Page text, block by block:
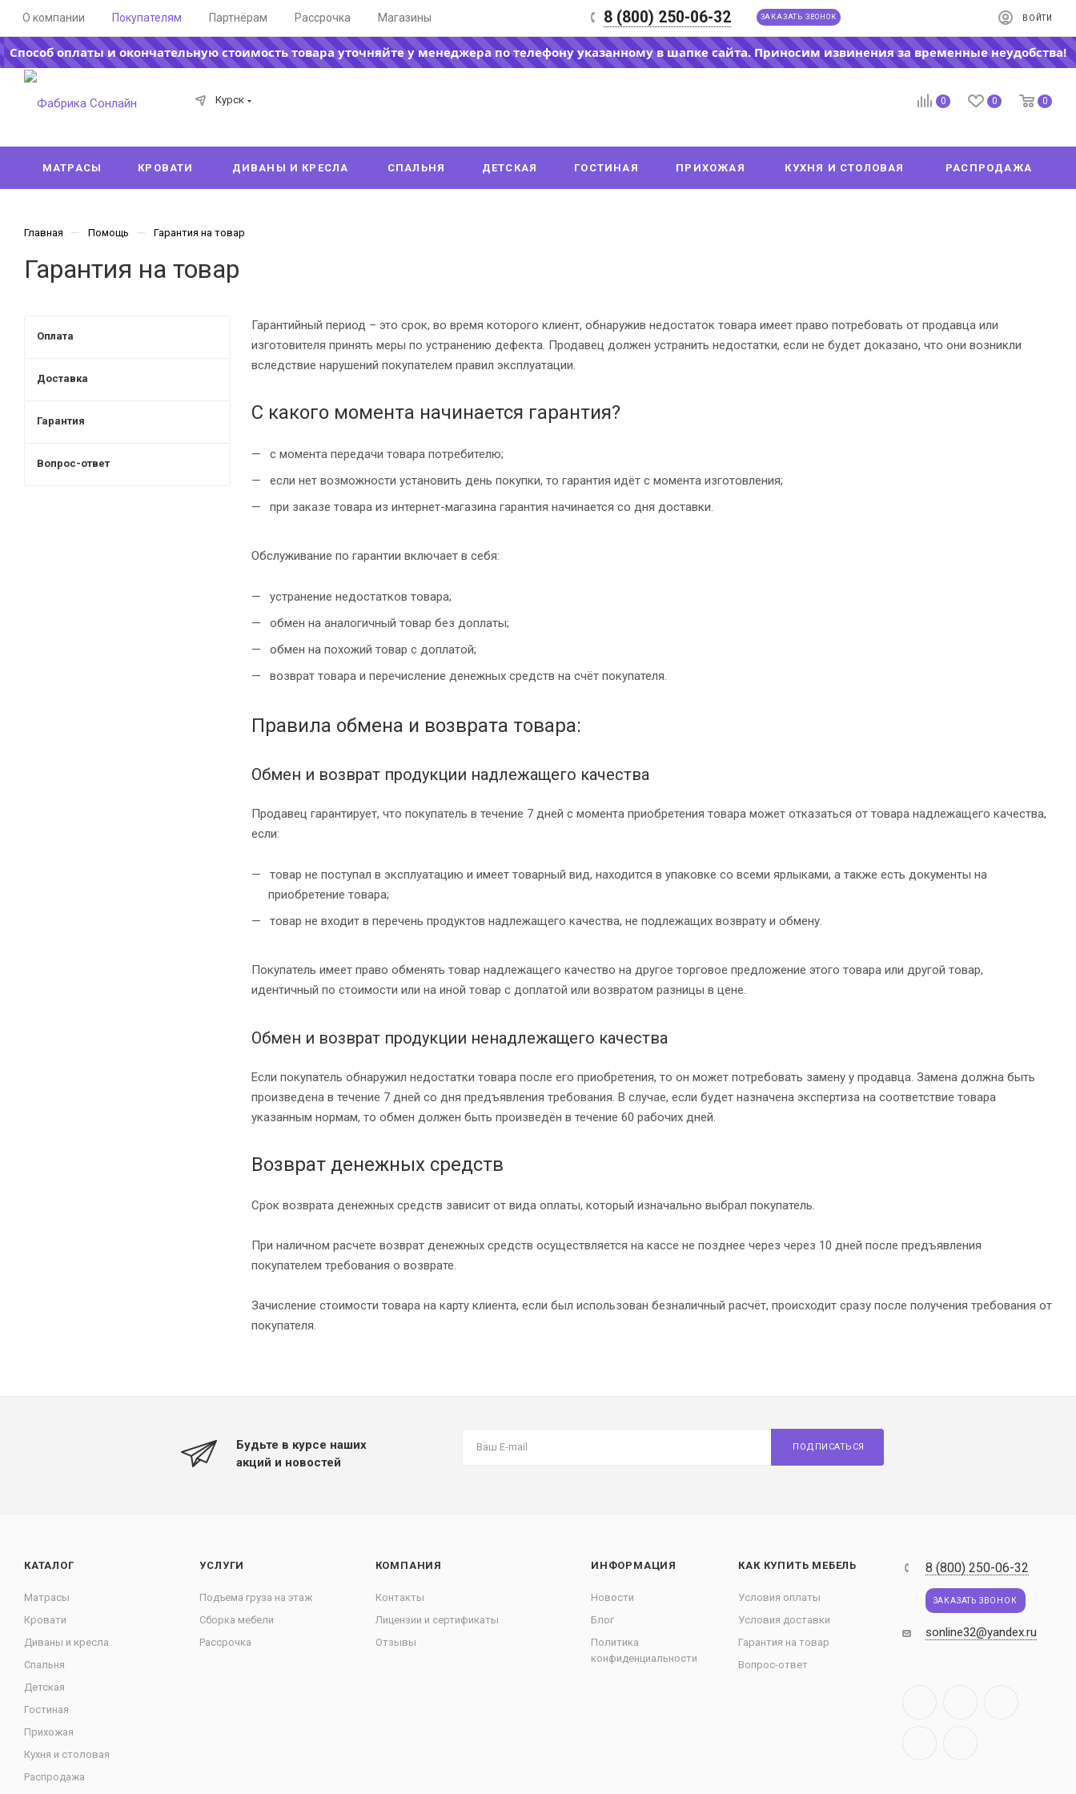
О компании Покупателям Партнёрам Рассрочка Магазины 8 (800) 250-06-32 ЗАКАЗАТЬ ЗВОНОК ВОЙТИ
Способ оплаты и окончательную стоимость товара уточняйте у менеджера по телефону указанному в шапке сайта. Приносим извинения за временные неудобства!
Курск 0 0 0
МАТРАСЫ КРОВАТИ ДИВАНЫ И КРЕСЛА СПАЛЬНЯ ДЕТСКАЯ ГОСТИНАЯ ПРИХОЖАЯ КУХНЯ И СТОЛОВАЯ РАСПРОДАЖА
Главная — Помощь — Гарантия на товар
Гарантия на товар
Гарантийный период – это срок, во время которого клиент, обнаружив недостаток товара имеет право потребовать от продавца или
изготовителя принять меры по устранению дефекта. Продавец должен устранить недостатки, если не будет доказано, что они возникли
вследствие нарушений покупателем правил эксплуатации.
С какого момента начинается гарантия?
с момента передачи товара потребителю;
если нет возможности установить день покупки, то гарантия идёт с момента изготовления;
при заказе товара из интернет-магазина гарантия начинается со дня доставки.
Обслуживание по гарантии включает в себя:
устранение недостатков товара;
обмен на аналогичный товар без доплаты;
обмен на похожий товар с доплатой;
возврат товара и перечисление денежных средств на счёт покупателя.
Правила обмена и возврата товара:
Обмен и возврат продукции надлежащего качества
Продавец гарантирует, что покупатель в течение 7 дней с момента приобретения товара может отказаться от товара надлежащего качества,
если:
товар не поступал в эксплуатацию и имеет товарный вид, находится в упаковке со всеми ярлыками, а также есть документы на
приобретение товара;
товар не входит в перечень продуктов надлежащего качества, не подлежащих возврату и обмену.
Покупатель имеет право обменять товар надлежащего качество на другое торговое предложение этого товара или другой товар,
идентичный по стоимости или на иной товар с доплатой или возвратом разницы в цене.
Обмен и возврат продукции ненадлежащего качества
Если покупатель обнаружил недостатки товара после его приобретения, то он может потребовать замену у продавца. Замена должна быть
произведена в течение 7 дней со дня предъявления требования. В случае, если будет назначена экспертиза на соответствие товара
указанным нормам, то обмен должен быть произведён в течение 60 рабочих дней.
Возврат денежных средств
Срок возврата денежных средств зависит от вида оплаты, который изначально выбрал покупатель.
При наличном расчете возврат денежных средств осуществляется на кассе не позднее через через 10 дней после предъявления
покупателем требования о возврате.
Зачисление стоимости товара на карту клиента, если был использован безналичный расчёт, происходит сразу после получения требования от
покупателя.
Оплата
Доставка
Гарантия
Вопрос-ответ
Будьте в курсе наших
акций и новостей
ПОДПИСАТЬСЯ
КАТАЛОГ
Матрасы
Кровати
Диваны и кресла
Спальня
Детская
Гостиная
Прихожая
Кухня и столовая
Распродажа
УСЛУГИ
Подъема груза на этаж
Сборка мебели
Рассрочка
КОМПАНИЯ
Контакты
Лицензии и сертификаты
Отзывы
ИНФОРМАЦИЯ
Новости
Блог
Политика
конфиденциальности
КАК КУПИТЬ МЕБЕЛЬ
Условия оплаты
Условия доставки
Гарантия на товар
Вопрос-ответ
8 (800) 250-06-32
ЗАКАЗАТЬ ЗВОНОК
sonline32@yandex.ru